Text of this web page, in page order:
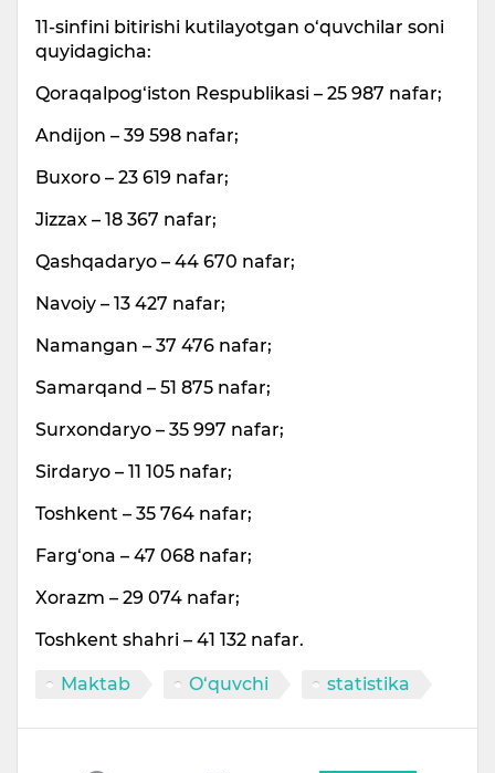
11-sinfini bitirishi kutilayotgan o‘quvchilar soni
quyidagicha:
Qoraqalpog‘iston Respublikasi – 25 987 nafar;
Andijon – 39 598 nafar;
Buxoro – 23 619 nafar;
Jizzax – 18 367 nafar;
Qashqadaryo – 44 670 nafar;
Navoiy – 13 427 nafar;
Namangan – 37 476 nafar;
Samarqand – 51 875 nafar;
Surxondaryo – 35 997 nafar;
Sirdaryo – 11 105 nafar;
Toshkent – 35 764 nafar;
Farg‘ona – 47 068 nafar;
Xorazm – 29 074 nafar;
Toshkent shahri – 41 132 nafar.
Maktab O‘quvchi statistika